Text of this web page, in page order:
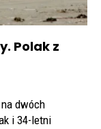
Polak z
na dwóch
i 34-letni